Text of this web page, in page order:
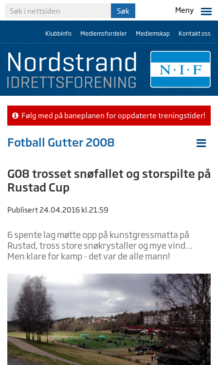
Meny
Klubbinfo Medlemsfordeler Medlemskap Kontakt oss
Følg med på baneplanen for oppdaterte treningstider!
Fotball Gutter 2008
G08 trosset snøfallet og storspilte på
Rustad Cup
Publisert 24.04.2016 kl.21.59
6 spente lag møtte opp på kunstgressmatta på
Rustad, tross store snøkrystaller og mye vind...
Men klare for kamp - det var de alle mann!